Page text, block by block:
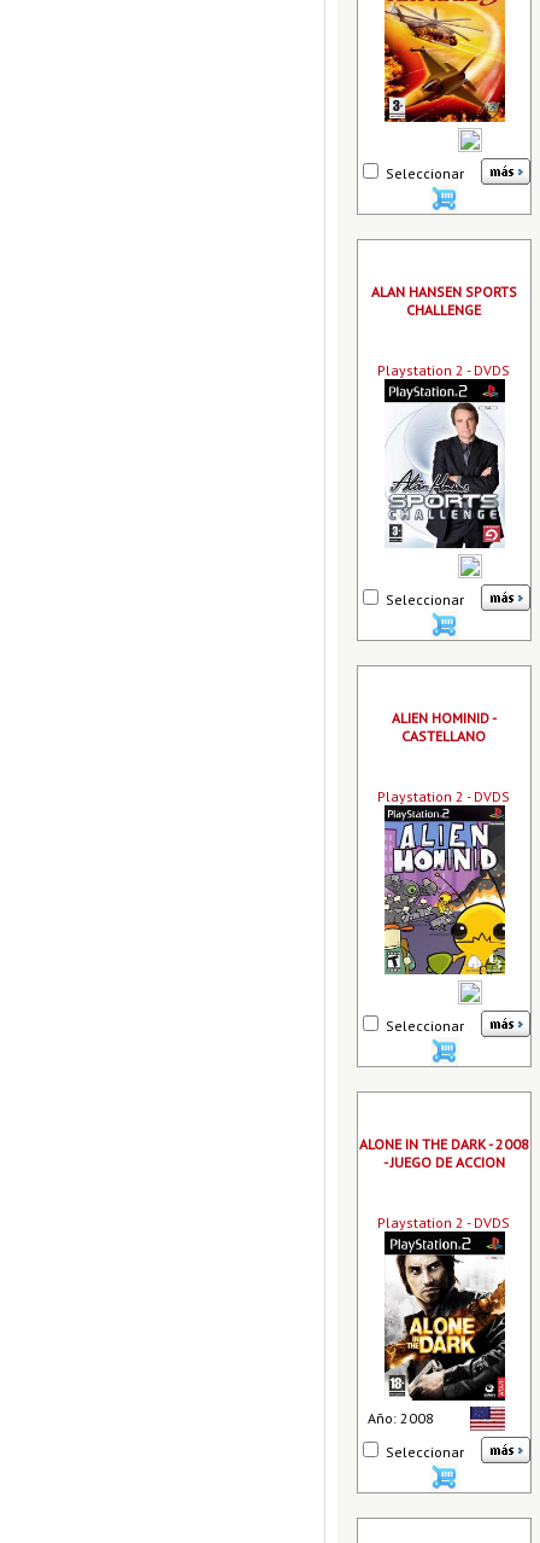
Seleccionar
ALAN HANSEN SPORTS
CHALLENGE
Playstation 2 - DVDS
Seleccionar
ALIEN HOMINID -
CASTELLANO
Playstation 2 - DVDS
Seleccionar
ALONE IN THE DARK - 2008
- JUEGO DE ACCION
Playstation 2 - DVDS
Año: 2008
Seleccionar